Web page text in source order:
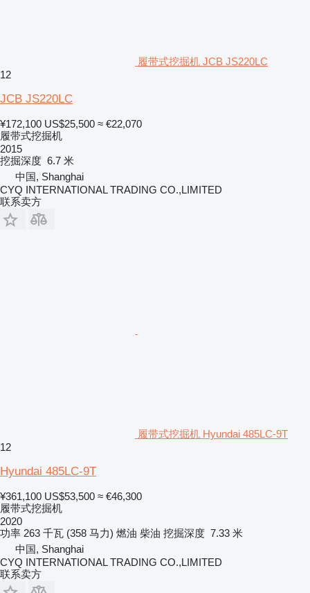
履带式挖掘机 JCB JS220LC
12
JCB JS220LC
¥172,100 US$25,500 ≈ €22,070
履带式挖掘机
2015
挖掘深度 6.7 米
中国, Shanghai
CYQ INTERNATIONAL TRADING CO.,LIMITED
联系卖方
履带式挖掘机 Hyundai 485LC-9T
12
Hyundai 485LC-9T
¥361,100 US$53,500 ≈ €46,300
履带式挖掘机
2020
功率 263 千瓦 (358 马力) 燃油 柴油 挖掘深度 7.33 米
中国, Shanghai
CYQ INTERNATIONAL TRADING CO.,LIMITED
联系卖方